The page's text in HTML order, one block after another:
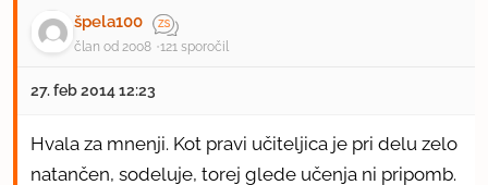
špela100
član od 2008 121 sporočil
27. feb 2014 12:23
Hvala za mnenji. Kot pravi učiteljica je pri delu zelo
natančen, sodeluje, torej glede učenja ni pripomb.